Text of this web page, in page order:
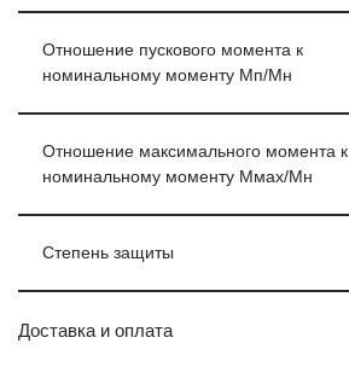
Отношение пускового момента к
номинальному моменту Мп/Мн
Отношение максимального момента к
номинальному моменту Ммах/Мн
Степень защиты
Доставка и оплата